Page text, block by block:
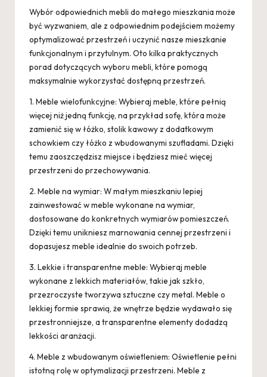
Wybór odpowiednich mebli do małego mieszkania może
być wyzwaniem, ale z odpowiednim podejściem możemy
optymalizować przestrzeń i uczynić nasze mieszkanie
funkcjonalnym i przytulnym. Oto kilka praktycznych
porad dotyczących wyboru mebli, które pomogą
maksymalnie wykorzystać dostępną przestrzeń.
1. Meble wielofunkcyjne: Wybieraj meble, które pełnią
więcej niż jedną funkcję, na przykład sofę, która może
zamienić się w łóżko, stolik kawowy z dodatkowym
schowkiem czy łóżko z wbudowanymi szufladami. Dzięki
temu zaoszczędzisz miejsce i będziesz mieć więcej
przestrzeni do przechowywania.
2. Meble na wymiar: W małym mieszkaniu lepiej
zainwestować w meble wykonane na wymiar,
dostosowane do konkretnych wymiarów pomieszczeń.
Dzięki temu unikniesz marnowania cennej przestrzeni i
dopasujesz meble idealnie do swoich potrzeb.
3. Lekkie i transparentne meble: Wybieraj meble
wykonane z lekkich materiałów, takie jak szkło,
przezroczyste tworzywa sztuczne czy metal. Meble o
lekkiej formie sprawią, że wnętrze będzie wydawało się
przestronniejsze, a transparentne elementy dodadzą
lekkości aranżacji.
4. Meble z wbudowanym oświetleniem: Oświetlenie pełni
istotną rolę w optymalizacji przestrzeni. Meble z